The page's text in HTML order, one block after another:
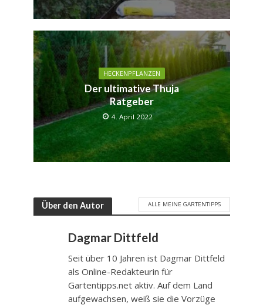
HECKENPFLANZEN
Der ultimative Thuja
Ratgeber
4. April 2022
Über den Autor ALLE MEINE GARTENTIPPS
Dagmar Dittfeld
Seit über 10 Jahren ist Dagmar Dittfeld
als Online-Redakteurin für
Gartentipps.net aktiv. Auf dem Land
aufgewachsen, weiß sie die Vorzüge